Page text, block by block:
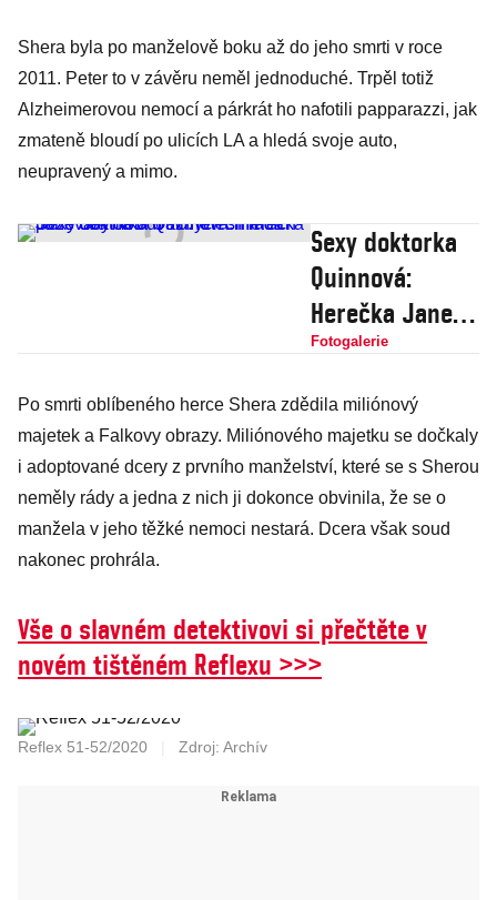
Shera byla po manželově boku až do jeho smrti v roce
2011. Peter to v závěru neměl jednoduché. Trpěl totiž
Alzheimerovou nemocí a párkrát ho nafotili papparazzi, jak
zmateně bloudí po ulicích LA a hledá svoje auto,
neupravený a mimo.
Sexy doktorka
Quinnová:
Herečka Jane
Seymour v 70.
pózovala na
odvážných
snímcích
Fotogalerie
Po smrti oblíbeného herce Shera zdědila miliónový
majetek a Falkovy obrazy. Miliónového majetku se dočkaly
i adoptované dcery z prvního manželství, které se s Sherou
neměly rády a jedna z nich ji dokonce obvinila, že se o
manžela v jeho těžké nemoci nestará. Dcera však soud
nakonec prohrála.
Vše o slavném detektivovi si přečtěte v
novém tištěném Reflexu >>>
Reflex 51-52/2020 Zdroj: Archív